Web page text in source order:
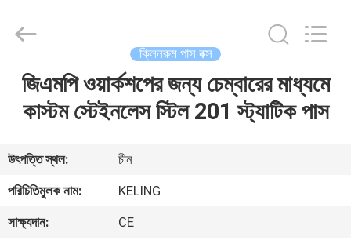
বাড়ি
আমাদের
সম্বন্ধে
Technology
Company.
ক্লিনরুম পাস বক্স
জিএমপি ওয়ার্কশপের জন্য চেম্বারের মাধ্যমে
কাস্টম স্টেইনলেস স্টিল 201 স্ট্যাটিক পাস
উৎপত্তি স্থল:
চীন
পরিচিতিমুলক নাম:
KELING
সাক্ষ্যদান:
CE